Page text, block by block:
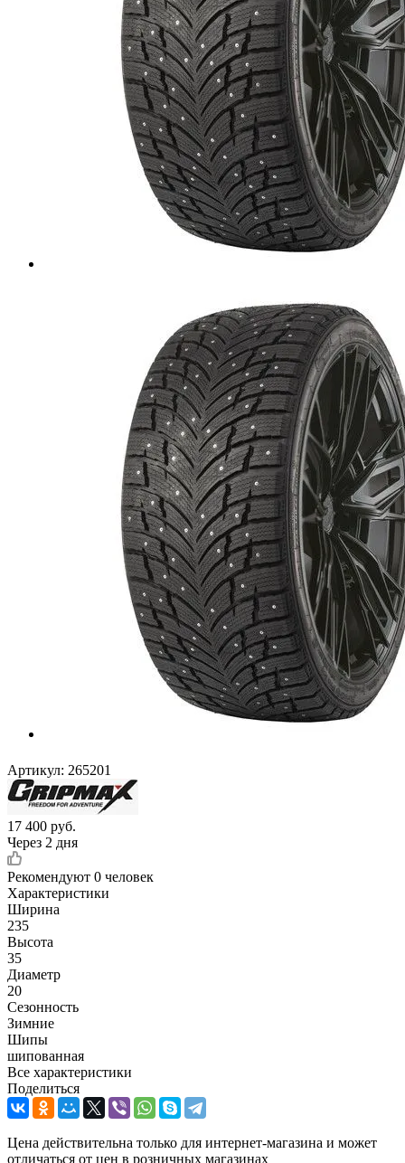
Артикул: 265201
17 400 руб.
Через 2 дня
Рекомендуют 0 человек
Характеристики
Ширина
235
Высота
35
Диаметр
20
Сезонность
Зимние
Шипы
шипованная
Все характеристики
Поделиться
Цена действительна только для интернет-магазина и может
отличаться от цен в розничных магазинах